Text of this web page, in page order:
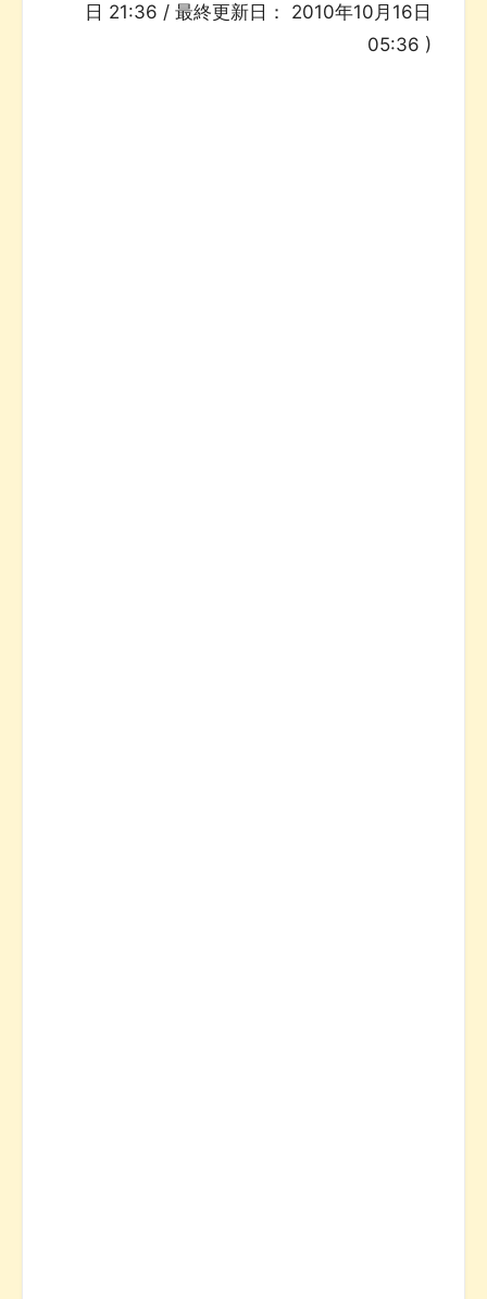
日 21:36 / 最終更新日： 2010年10月16日
05:36 )